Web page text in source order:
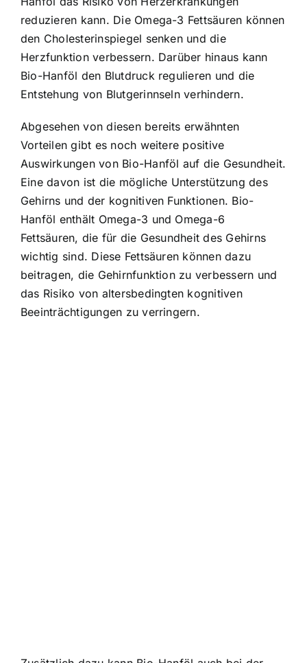
reduzieren kann. Die Omega-3 Fettsäuren können
den Cholesterinspiegel senken und die
Herzfunktion verbessern. Darüber hinaus kann
Bio-Hanföl den Blutdruck regulieren und die
Entstehung von Blutgerinnseln verhindern.
Abgesehen von diesen bereits erwähnten
Vorteilen gibt es noch weitere positive
Auswirkungen von Bio-Hanföl auf die Gesundheit.
Eine davon ist die mögliche Unterstützung des
Gehirns und der kognitiven Funktionen. Bio-
Hanföl enthält Omega-3 und Omega-6
Fettsäuren, die für die Gesundheit des Gehirns
wichtig sind. Diese Fettsäuren können dazu
beitragen, die Gehirnfunktion zu verbessern und
das Risiko von altersbedingten kognitiven
Beeinträchtigungen zu verringern.